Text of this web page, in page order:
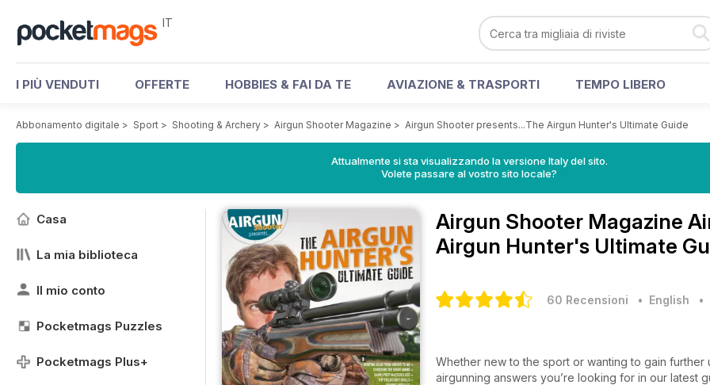
IT
I PIÙ VENDUTI OFFERTE HOBBIES & FAI DA TE AVIAZIONE & TRASPORTI TEMPO LIBERO
Abbonamento digitale > Sport > Shooting & Archery > Airgun Shooter Magazine > Airgun Shooter presents...The Airgun Hunter's Ultimate Guide
Attualmente si sta visualizzando la versione Italy del sito.
Volete passare al vostro sito locale?
Casa
La mia biblioteca
Il mio conto
Pocketmags Puzzles
Pocketmags Plus+
Airgun Shooter Magazine
Airgun Hunter's Ultimate
60 Recensioni • English •
Whether new to the sport or wanting to gain
airgunning answers you’re looking for in our latest